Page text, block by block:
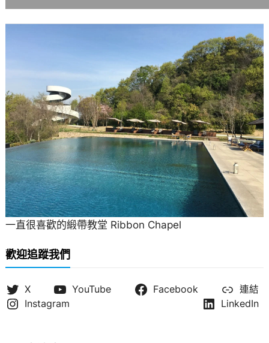
一直很喜歡的緞帶教堂 Ribbon Chapel
歡迎追蹤我們
X YouTube Facebook
連結
Instagram
LinkedIn